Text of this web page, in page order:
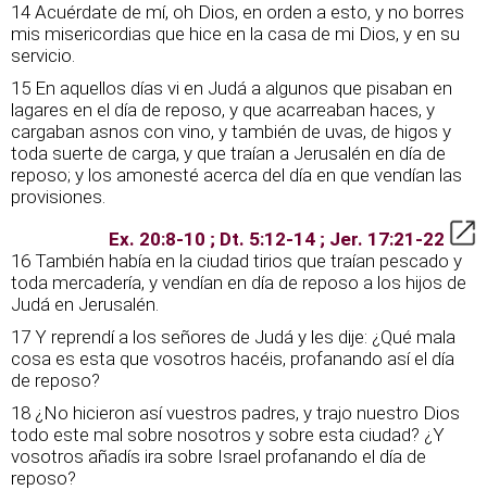
14 Acuérdate de mí, oh Dios, en orden a esto, y no borres
mis misericordias que hice en la casa de mi Dios, y en su
servicio.
15 En aquellos días vi en Judá a algunos que pisaban en
lagares en el día de reposo, y que acarreaban haces, y
cargaban asnos con vino, y también de uvas, de higos y
toda suerte de carga, y que traían a Jerusalén en día de
reposo; y los amonesté acerca del día en que vendían las
provisiones.
Ex. 20:8-10 ; Dt. 5:12-14 ; Jer. 17:21-22
16 También había en la ciudad tirios que traían pescado y
toda mercadería, y vendían en día de reposo a los hijos de
Judá en Jerusalén.
17 Y reprendí a los señores de Judá y les dije: ¿Qué mala
cosa es esta que vosotros hacéis, profanando así el día
de reposo?
18 ¿No hicieron así vuestros padres, y trajo nuestro Dios
todo este mal sobre nosotros y sobre esta ciudad? ¿Y
vosotros añadís ira sobre Israel profanando el día de
reposo?